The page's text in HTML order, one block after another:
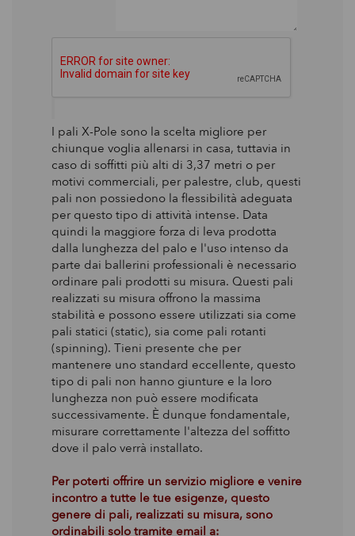
I pali X-Pole sono la scelta migliore per
chiunque voglia allenarsi in casa, tuttavia in
caso di soffitti più alti di 3,37 metri o per
motivi commerciali, per palestre, club, questi
pali non possiedono la flessibilità adeguata
per questo tipo di attività intense. Data
quindi la maggiore forza di leva prodotta
dalla lunghezza del palo e l'uso intenso da
parte dai ballerini professionali è necessario
ordinare pali prodotti su misura. Questi pali
realizzati su misura offrono la massima
stabilità e possono essere utilizzati sia come
pali statici (static), sia come pali rotanti
(spinning). Tieni presente che per
mantenere uno standard eccellente, questo
tipo di pali non hanno giunture e la loro
lunghezza non può essere modificata
successivamente. È dunque fondamentale,
misurare correttamente l'altezza del soffitto
dove il palo verrà installato.
Per poterti offrire un servizio migliore e venire
incontro a tutte le tue esigenze, questo
genere di pali, realizzati su misura, sono
ordinabili solo tramite email a: